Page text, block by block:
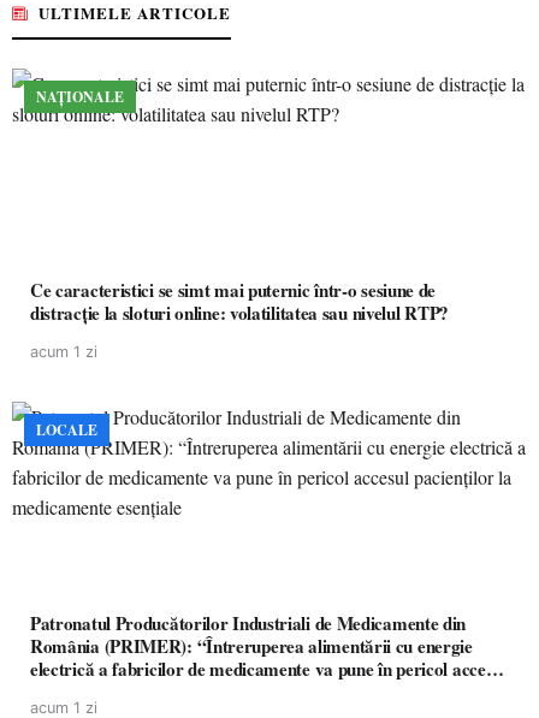
ULTIMELE ARTICOLE
NAȚIONALE
Ce caracteristici se simt mai puternic într-o sesiune de
distracție la sloturi online: volatilitatea sau nivelul RTP?
acum 1 zi
LOCALE
Patronatul Producătorilor Industriali de Medicamente din
România (PRIMER): “Întreruperea alimentării cu energie
electrică a fabricilor de medicamente va pune în pericol accesul
acum 1 zi